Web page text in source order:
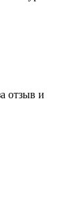
отзыв и